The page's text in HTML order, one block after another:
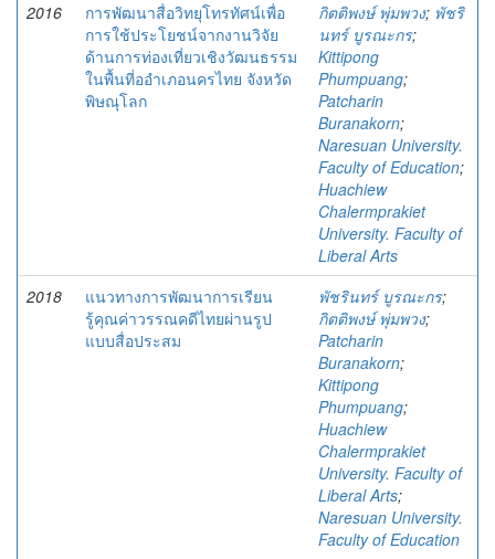
2016
การพัฒนาสื่อวิทยุโทรทัศน์เพื่อ
การใช้ประโยชน์จากงานวิจัย
ด้านการท่องเที่ยวเชิงวัฒนธรรม
ในพื้นที่ออำเภอนครไทย จังหวัด
พิษณุโลก
กิตติพงษ์ พุ่มพวง; พัชริ
นทร์ บูรณะกร;
Kittipong
Phumpuang;
Patcharin
Buranakorn;
Naresuan University.
Faculty of Education;
Huachiew
Chalermprakiet
University. Faculty of
Liberal Arts
2018
แนวทางการพัฒนาการเรียน
รู้คุณค่าวรรณคดีไทยผ่านรูป
แบบสื่อประสม
พัชรินทร์ บูรณะกร;
กิตติพงษ์ พุ่มพวง;
Patcharin
Buranakorn;
Kittipong
Phumpuang;
Huachiew
Chalermprakiet
University. Faculty of
Liberal Arts;
Naresuan University.
Faculty of Education